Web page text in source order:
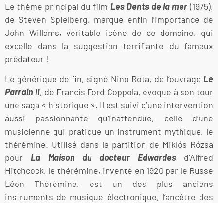
Le thème principal du film Les Dents de la mer(1975),
de Steven Spielberg, marque enfin l’importance de
John Willams, véritable icône de ce domaine, qui
excelle dans la suggestion terrifiante du fameux
prédateur !
Le générique de fin, signé Nino Rota, de l’ouvrage Le
Parrain II, de Francis Ford Coppola, évoque à son tour
une saga « historique ». Il est suivi d’une intervention
aussi passionnante qu’inattendue, celle d’une
musicienne qui pratique un instrument mythique, le
thérémine. Utilisé dans la partition de Miklós Rózsa
pour La Maison du docteur Edwardesd’Alfred
Hitchcock, le thérémine, inventé en 1920 par le Russe
Léon Thérémine, est un des plus anciens
instruments de musique électronique, l’ancêtre des